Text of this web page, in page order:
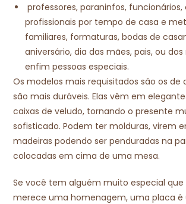
professores, paraninfos, funcionários,
profissionais por tempo de casa e
familiares, formaturas, bodas de
aniversário, dia das mães, pais, ou
enfim pessoas especiais.
Os modelos mais requisitados são os de
são mais duráveis. Elas vêm em
caixas de veludo, tornando o presente
sofisticado. Podem ter molduras, virem
madeiras podendo ser penduradas na
colocadas em cima de uma mesa.
Se você tem alguém muito especial que
merece uma homenagem, uma placa é